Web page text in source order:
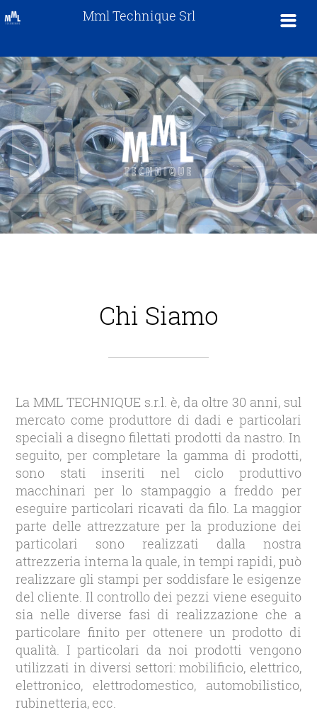
Mml Technique Srl
Chi Siamo
La MML TECHNIQUE s.r.l. è, da oltre 30 anni, sul
mercato come produttore di dadi e particolari
speciali a disegno filettati prodotti da nastro. In
seguito, per completare la gamma di prodotti,
sono stati inseriti nel ciclo produttivo
macchinari per lo stampaggio a freddo per
eseguire particolari ricavati da filo. La maggior
parte delle attrezzature per la produzione dei
particolari sono realizzati dalla nostra
attrezzeria interna la quale, in tempi rapidi, può
realizzare gli stampi per soddisfare le esigenze
del cliente. Il controllo dei pezzi viene eseguito
sia nelle diverse fasi di realizzazione che a
particolare finito per ottenere un prodotto di
qualità. I particolari da noi prodotti vengono
utilizzati in diversi settori: mobilificio, elettrico,
elettronico, elettrodomestico, automobilistico,
rubinetteria, ecc.